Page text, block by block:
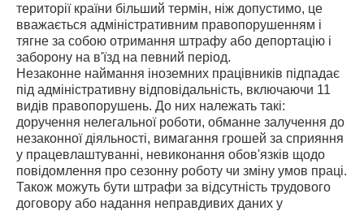
території країни більший термін, ніж допустимо, це
вважається адміністративним правопорушенням і
тягне за собою отримання штрафу або депортацію і
заборону на в'їзд на певний період.
Незаконне наймання іноземних працівників підпадає
під адміністративну відповідальність, включаючи 11
видів правопорушень. До них належать такі:
доручення нелегальної роботи, обманне залучення до
незаконної діяльності, вимагання грошей за сприяння
у працевлаштуванні, невиконання обов'язків щодо
повідомлення про сезонну роботу чи зміну умов праці.
Також можуть бути штрафи за відсутність трудового
договору або надання неправдивих даних у